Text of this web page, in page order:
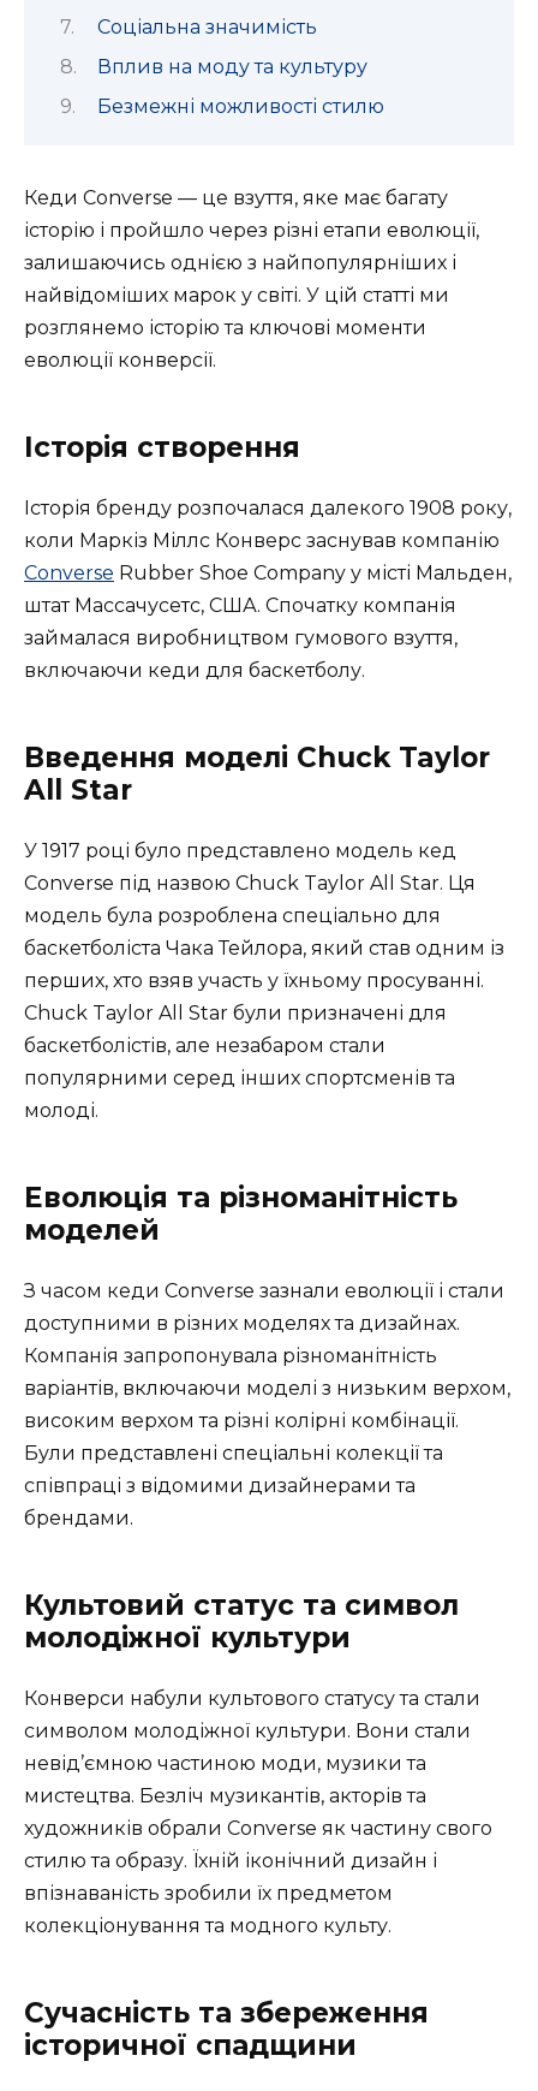
Соціальна значимість
Вплив на моду та культуру
Безмежні можливості стилю
Кеди Converse — це взуття, яке має багату
історію і пройшло через різні етапи еволюції,
залишаючись однією з найпопулярніших і
найвідоміших марок у світі. У цій статті ми
розглянемо історію та ключові моменти
еволюції конверсії.
Історія створення
Історія бренду розпочалася далекого 1908 року,
коли Маркіз Міллс Конверс заснував компанію
Converse Rubber Shoe Company у місті Мальден,
штат Массачусетс, США. Спочатку компанія
займалася виробництвом гумового взуття,
включаючи кеди для баскетболу.
Введення моделі Chuck Taylor
All Star
У 1917 році було представлено модель кед
Converse під назвою Chuck Taylor All Star. Ця
модель була розроблена спеціально для
баскетболіста Чака Тейлора, який став одним із
перших, хто взяв участь у їхньому просуванні.
Chuck Taylor All Star були призначені для
баскетболістів, але незабаром стали
популярними серед інших спортсменів та
молоді.
Еволюція та різноманітність
моделей
З часом кеди Converse зазнали еволюції і стали
доступними в різних моделях та дизайнах.
Компанія запропонувала різноманітність
варіантів, включаючи моделі з низьким верхом,
високим верхом та різні колірні комбінації.
Були представлені спеціальні колекції та
співпраці з відомими дизайнерами та
брендами.
Культовий статус та символ
молодіжної культури
Конверси набули культового статусу та стали
символом молодіжної культури. Вони стали
невід’ємною частиною моди, музики та
мистецтва. Безліч музикантів, акторів та
художників обрали Converse як частину свого
стилю та образу. Їхній іконічний дизайн і
впізнаваність зробили їх предметом
колекціонування та модного культу.
Сучасність та збереження
історичної спадщини